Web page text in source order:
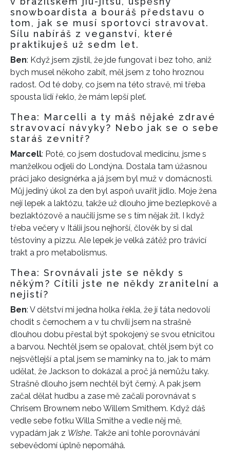
INFORMACE
REDAKCE
snowboardista a bouráš představu o
tom, jak se musí sportovci stravovat.
Sílu nabíráš z veganství, které
praktikuješ už sedm let.
Ben: Když jsem zjistil, že jde fungovat i bez toho, aniž
bych musel někoho zabít, měl jsem z toho hroznou
radost. Od té doby, co jsem na této stravě, mi třeba
spousta lidí řeklo, že mám lepší pleť.
Thea: Marcelli a ty máš nějaké zdravé
stravovací návyky? Nebo jak se o sebe
staráš zevnitř?
Marcell: Poté, co jsem dostudoval medicínu, jsme s
manželkou odjeli do Londýna. Dostala tam úžasnou
práci jako designérka a já jsem byl muž v domácnosti.
Můj jediný úkol za den byl aspoň uvařit jídlo. Moje žena
nejí lepek a laktózu, takže už dlouho jíme bezlepkově a
bezlaktózově a naučili jsme se s tím nějak žít. I když
třeba večery v Itálii jsou nejhorší, člověk by si dal
těstoviny a pizzu. Ale lepek je velká zátěž pro trávicí
trakt a pro metabolismus.
Thea: Srovnávali jste se někdy s
někým? Cítili jste ne někdy zranitelní a
nejistí?
Ben: V dětství mi jedna holka řekla, že jí táta nedovolí
chodit s černochem a v tu chvíli jsem na strašně
dlouhou dobu přestal být spokojený se svou etnicitou
a barvou. Nechtěl jsem se opalovat, chtěl jsem být co
nejsvětlejší a ptal jsem se maminky na to, jak to mám
udělat, že Jackson to dokázal a proč já nemůžu taky.
Strašně dlouho jsem nechtěl být černý. A pak jsem
začal dělat hudbu a zase mě začali porovnávat s
Chrisem Brownem nebo Willem Smithem. Když dáš
vedle sebe fotku Willa Smithe a vedle něj mě,
vypadám jak z Wishe. Takže ani tohle porovnávání
sebevědomí úplně nepomáhá.